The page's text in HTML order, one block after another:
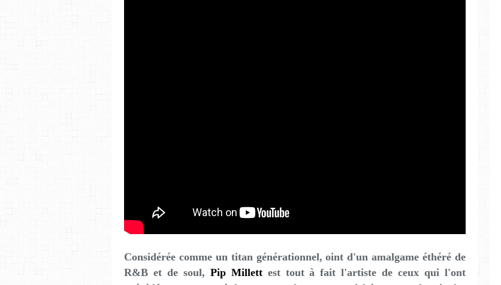
Considérée comme un titan générationnel, oint d'un amalgame éthéré de
R&B et de soul, Pip Millett est tout à fait l'artiste de ceux qui l'ont